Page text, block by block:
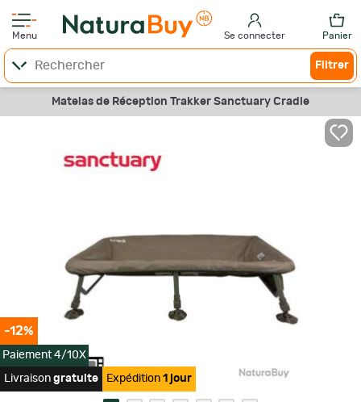
Menu Se connecter Panier
Filtrer
Matelas de Réception Trakker Sanctuary Cradle
-12%
Paiement 4/10X
Livraison gratuite Expédition 1 jour